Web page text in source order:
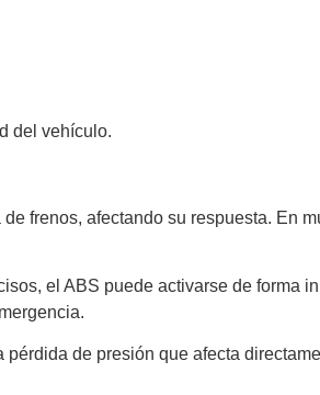
del vehículo.
frenos, afectando su respuesta. En
el ABS puede activarse de forma
de presión que afecta